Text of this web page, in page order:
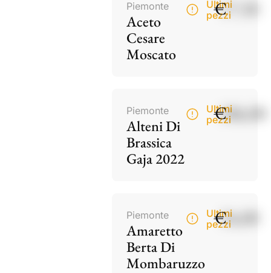
Piemonte
Aceto
Cesare
Moscato
Ultimi
pezzi
€17,50
Piemonte
Alteni Di
Brassica
Gaja 2022
Ultimi
pezzi
€186,00
Piemonte
Amaretto
Berta Di
Mombaruzzo
Ultimi
pezzi
€34,00